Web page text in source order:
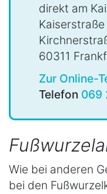
direkt am
60311
Zur Online-
Telefon 069
Wie bei anderen
bei den